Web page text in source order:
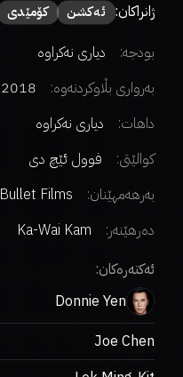
ژانراکان: ئەكشن كۆمێدی
بودجە:
دیاری نەکراوە
بەرواری بڵاوکردنەوە:
2018-08-16
داهات:
دیاری نەکراوە
کوالێتی:
فوول ئێچ دی
بەرهەمهێنان:
Bullet Films
دەرهێنەر:
Ka-Wai Kam
ئەکتەرەکان:
Donnie Yen
Joe Chen